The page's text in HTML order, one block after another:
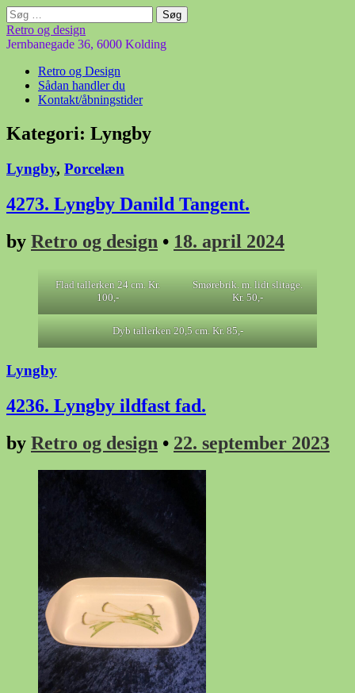
Søg
efter:
Retro og design
Jernbanegade 36, 6000 Kolding
Main
menu
Skip
content
Retro og Design
Sådan handler du
Kontakt/åbningstider
Kategori: Lyngby
Lyngby, Porcelæn
4273. Lyngby Danild Tangent.
by Retro og design • 18. april 2024
Flad tallerken 24 cm. Kr.
100,-
Smørebrik. m. lidt slitage.
Kr. 50,-
Dyb tallerken 20,5 cm. Kr. 85,-
Lyngby
4236. Lyngby ildfast fad.
by Retro og design • 22. september 2023